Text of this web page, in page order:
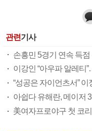
관련기사
손흥민 5경기 연속 득점
이강인 “아우파 알레티
“성공은 자이언츠서”
아쉽다 유해란, 메이저
美여자프로야구 첫 코